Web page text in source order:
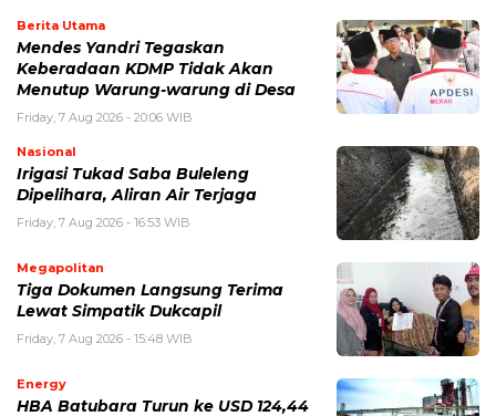
Berita Utama
Mendes Yandri Tegaskan
Keberadaan KDMP Tidak Akan
Menutup Warung-warung di Desa
Friday, 7 Aug 2026 - 20:06 WIB
Nasional
Irigasi Tukad Saba Buleleng
Dipelihara, Aliran Air Terjaga
Friday, 7 Aug 2026 - 16:53 WIB
Megapolitan
Tiga Dokumen Langsung Terima
Lewat Simpatik Dukcapil
Friday, 7 Aug 2026 - 15:48 WIB
Energy
HBA Batubara Turun ke USD 124,44